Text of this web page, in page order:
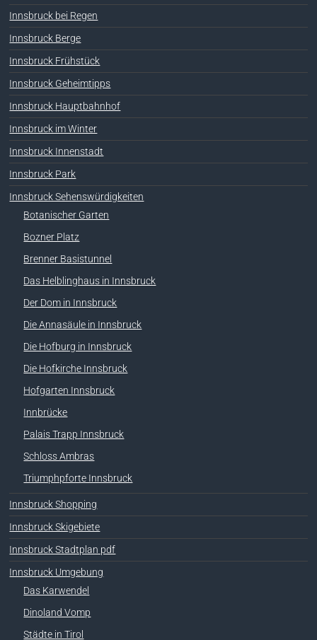
Innsbruck bei Regen
Innsbruck Berge
Innsbruck Frühstück
Innsbruck Geheimtipps
Innsbruck Hauptbahnhof
Innsbruck im Winter
Innsbruck Innenstadt
Innsbruck Park
Innsbruck Sehenswürdigkeiten
Botanischer Garten
Bozner Platz
Brenner Basistunnel
Das Helblinghaus in Innsbruck
Der Dom in Innsbruck
Die Annasäule in Innsbruck
Die Hofburg in Innsbruck
Die Hofkirche Innsbruck
Hofgarten Innsbruck
Innbrücke
Palais Trapp Innsbruck
Schloss Ambras
Triumphpforte Innsbruck
Innsbruck Shopping
Innsbruck Skigebiete
Innsbruck Stadtplan pdf
Innsbruck Umgebung
Das Karwendel
Dinoland Vomp
Städte in Tirol